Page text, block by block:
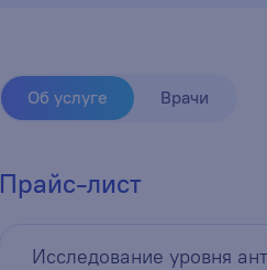
Об услуге Врачи
Прайс-лист
Исследование уровня